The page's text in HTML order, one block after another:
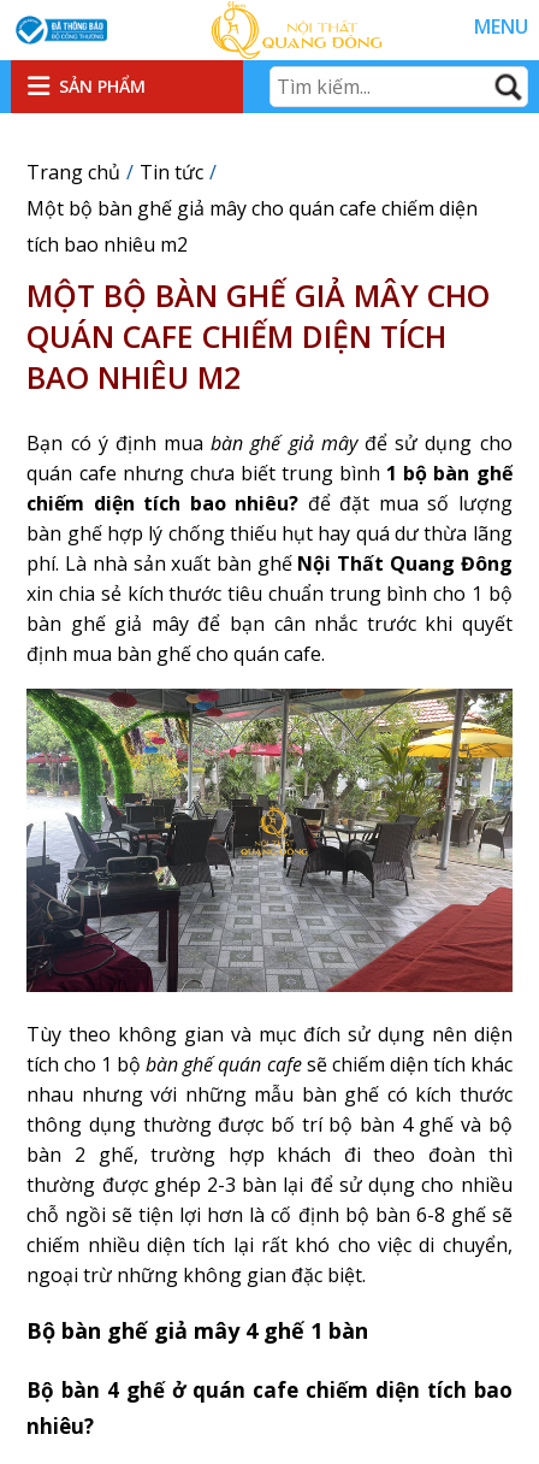
MENU
SẢN PHẨM
Trang chủ
Tin tức
Một bộ bàn ghế giả mây cho quán cafe chiếm diện
tích bao nhiêu m2
MỘT BỘ BÀN GHẾ GIẢ MÂY CHO
QUÁN CAFE CHIẾM DIỆN TÍCH
BAO NHIÊU M2
Bạn có ý định muabàn ghế giả mâyđể sử dụng cho
quán cafe nhưng chưa biết trung bình 1 bộ bàn ghế
chiếm diện tích bao nhiêu? để đặt mua số lượng
bàn ghế hợp lý chống thiếu hụt hay quá dư thừa lãng
phí. Là nhà sản xuất bàn ghế Nội Thất Quang Đông
xin chia sẻ kích thước tiêu chuẩn trung bình cho 1 bộ
bàn ghế giả mây để bạn cân nhắc trước khi quyết
định mua bàn ghế cho quán cafe.
Tùy theo không gian và mục đích sử dụng nên diện
tích cho 1 bộbàn ghế quán cafesẽ chiếm diện tích khác
nhau nhưng với những mẫu bàn ghế có kích thước
thông dụng thường được bố trí bộ bàn 4 ghế và bộ
bàn 2 ghế, trường hợp khách đi theo đoàn thì
thường được ghép 2-3 bàn lại để sử dụng cho nhiều
chỗ ngồi sẽ tiện lợi hơn là cố định bộ bàn 6-8 ghế sẽ
chiếm nhiều diện tích lại rất khó cho việc di chuyển,
ngoại trừ những không gian đặc biệt.
Bộ bàn ghế giả mây 4 ghế 1 bàn
Bộ bàn 4 ghế ở quán cafe chiếm diện tích bao
nhiêu?